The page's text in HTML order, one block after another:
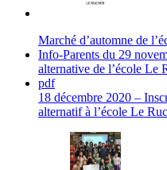
Marché d’automne de
Info-Parents du 29
alternative de l’école Le
pdf
18 décembre 2020 –
alternatif à l’école Le